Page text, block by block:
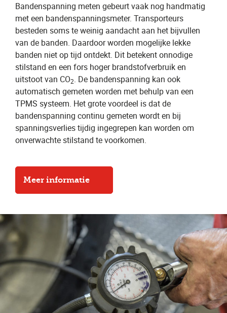
Bandenspanning meten gebeurt vaak nog handmatig
met een bandenspanningsmeter. Transporteurs
besteden soms te weinig aandacht aan het bijvullen
van de banden. Daardoor worden mogelijke lekke
banden niet op tijd ontdekt. Dit betekent onnodige
stilstand en een fors hoger brandstofverbruik en
uitstoot van CO2. De bandenspanning kan ook
automatisch gemeten worden met behulp van een
TPMS systeem. Het grote voordeel is dat de
bandenspanning continu gemeten wordt en bij
spanningsverlies tijdig ingegrepen kan worden om
onverwachte stilstand te voorkomen.
Meer informatie